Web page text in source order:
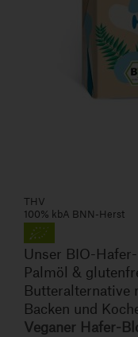
THV
100% kbA BNN-Herst
Unser BIO-
Palmöl &
Butteralternative
Backen und
Veganer Hafer-